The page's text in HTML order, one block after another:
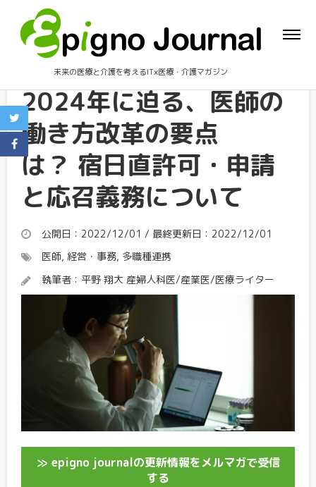
未来の医療と介護を考えるIT×医療・介護マガジン
2024年に迫る、医師の
働き方改革の要点
は？ 宿日直許可・申請
と応召義務について
公開日：2022/12/01 / 最終更新日：2022/12/01
医師, 経営・事務, 多職種連携
執筆者： 平野 翔大 産婦人科医/産業医/医療ライター
≫ epigno journalの更新情報をメルマガで受信
する